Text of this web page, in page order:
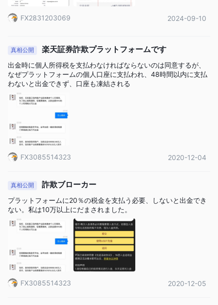
りました。
ステップ1：訪問 楽天証券ウェブサイトに移動し、「ライブア
ブサイトのアカウント登録セクション。これには、ランディング
ページの上部にある取引開始リンクをクリックすることでアクセ
スできます。
ステップ2：簡単なオンライン登録フォームに記入して、ライ
ブ取引口座を申請します。名前、役職、姓、生年月日、居住国、
国籍、電子メール アドレス、携帯電話番号を含める必要がありま
ステップ3: 要求された住所、携帯電話番号、郵便番号を入力し
てフォームに記入してください。
ステップ 4:雇用状況や財務情報などの情報を提供し、取引経験
ます。免責事項を読んで同意し、「次へ」をクリックして続行し
ます。
ステップ6: パスポート、運転免許証、または国民 ID カードの写
真を、住所証明 (過去 6 か月以内のもの) と一緒にアップロード
します。の申請をサポートするために追加の資料をアップロード
できます。 楽天証券 。送信をクリックして申請してください。
FX2831203069 2024-09-10
真相公開 楽天証券詐欺プラットフォームです
出金時に個人所得税を支払わなければならないのは同意するが、
なぜプラットフォームの個人口座に支払われ、48時間以内に支払
わないと出金できず、口座も凍結される
FX3085514323 2020-12-04
真相公開 詐欺ブローカー
プラットフォームに20％の税金を支払う必要、しないと出金でき
ない。私は10万以上にだまされました。
FX3085514323 2020-12-05